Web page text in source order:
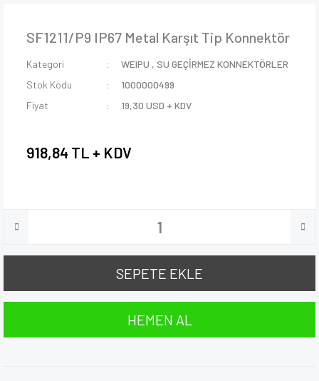
SF1211/P9 IP67 Metal Karşıt Tip Konnektör
Kategori WEIPU ,SU GEÇİRMEZ KONNEKTÖRLER
Stok Kodu
1000000499
Fiyat
19,30 USD + KDV
918,84 TL + KDV
SEPETE EKLE
HEMEN AL